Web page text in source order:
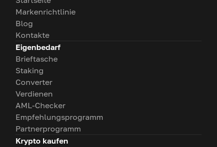
Markenrichtlinie
Blog
Kontakte
Eigenbedarf
Brieftasche
Staking
Converter
Verdienen
AML-Checker
Empfehlungsprogramm
Partnerprogramm
Krypto kaufen